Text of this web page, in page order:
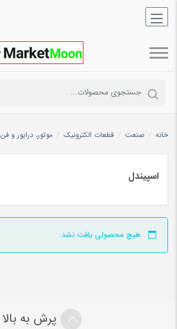
خانه / صنعت / قطعات الکترونیک / موتور، درایور و فن
اسپیندل
هیچ محصولی یافت نشد.
پرش به بالا